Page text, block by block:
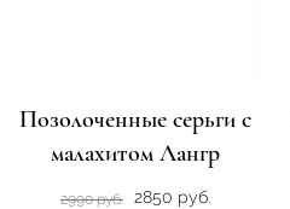
Позолоченные серьги с
малахитом Лангр
2990 руб. 2850 руб.